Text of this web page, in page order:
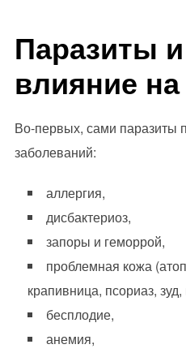
Паразиты
влияние
Во-первых, сами паразиты
заболеваний:
аллергия,
дисбактериоз,
запоры и геморрой,
проблемная кожа
крапивница, псориаз,
бесплодие,
анемия,